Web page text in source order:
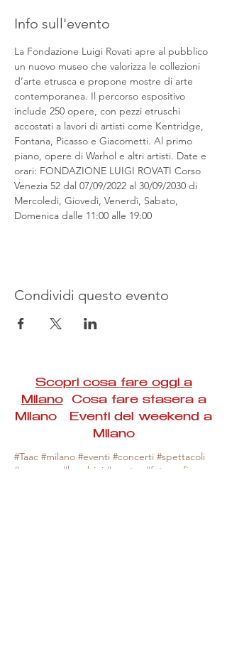
Info sull'evento
La Fondazione Luigi Rovati apre al pubblico
un nuovo museo che valorizza le collezioni
d’arte etrusca e propone mostre di arte
contemporanea. Il percorso espositivo
include 250 opere, con pezzi etruschi
accostati a lavori di artisti come Kentridge,
Fontana, Picasso e Giacometti. Al primo
piano, opere di Warhol e altri artisti. Date e
orari: FONDAZIONE LUIGI ROVATI Corso
Venezia 52 dal 07/09/2022 al 30/09/2030 di
Mercoledì, Giovedì, Venerdì, Sabato,
Domenica dalle 11:00 alle 19:00
Condividi questo evento
Scopri cosa fare oggi a
MilanoCosa fare stasera a
Milano Eventi del weekend a
Milano
#Taac #milano #eventi #concerti #spettacoli
#rassegne #bambini #mostre #fotografia